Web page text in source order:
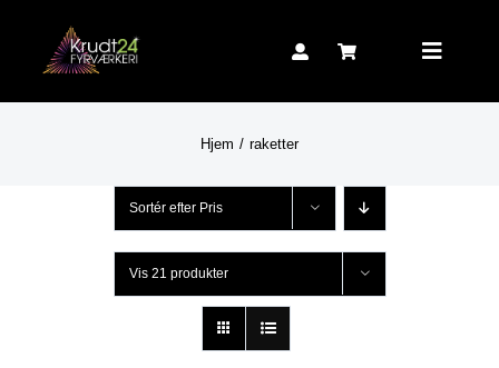
content
Toggle
Hjem raketter
Sortér efter Pris
Vis 21 produkter